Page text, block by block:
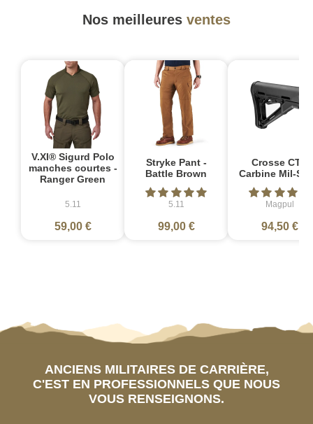
Nos meilleures ventes
V.XI® Sigurd Polo
manches courtes -
Ranger Green
5.11
59,00 €
Stryke Pant -
Battle Brown
5.11
99,00 €
Crosse CTR
Carbine Mil-
Magpul
94,50 €
ANCIENS MILITAIRES DE CARRIÈRE,
C'EST EN PROFESSIONNELS QUE NOUS
VOUS RENSEIGNONS.